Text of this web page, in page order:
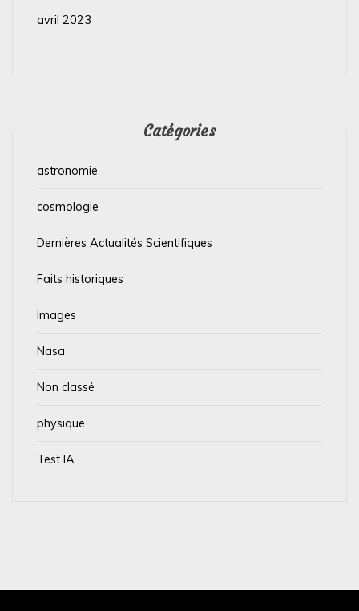
avril 2023
Catégories
astronomie
cosmologie
Dernières Actualités Scientifiques
Faits historiques
Images
Nasa
Non classé
physique
Test IA